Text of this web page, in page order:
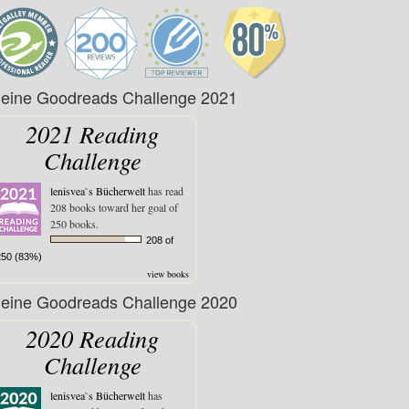
Goodreads Challenge 2021
2021 Reading
Challenge
lenisvea`s Bücherwelthas read
208 books toward her goal of
250 books.
208 of
(83%)
view books
Goodreads Challenge 2020
2020 Reading
Challenge
lenisvea`s Bücherwelthas